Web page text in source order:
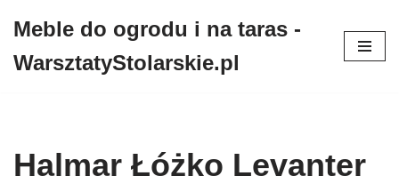
do
Meble do ogrodu i na taras -
WarsztatyStolarskie.pl
Halmar Łóżko Levanter